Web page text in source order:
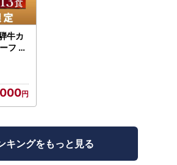
牛カ
CP
キングをもっと見る